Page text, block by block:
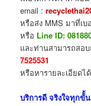
email :
หรือส่ง MMS มาที่เบ
หรือ Line ID:
และท่านสามารถสอ
7525531
หรือหารายละเอียดไ
บริการดี จริงใจทุกขัั้